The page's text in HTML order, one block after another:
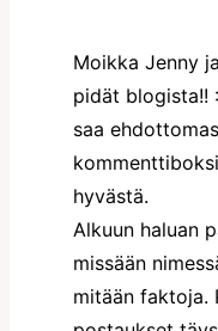
Moikka Jenny
pidät blogista!!
saa
hyvästä.
Alkuun haluan
missään
mitään faktoja.